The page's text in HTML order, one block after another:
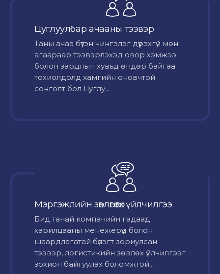
Цуглуулбар ачааны тээвэр
Таны ачаа бүтэн чингэлэг дүүрэхгүй мөн
агаараар тээвэрлэхэд овор хэмжээ
болон зардлын хувьд өндөр байгаа
тохиолдолд хамгийн оновчтой
сонголт бол Цуглу...
Мэргэжлийн зөвлөгөө өгөх үйлчилгээ
Бид танай компанийн гадаад
харилцааны менежерүүд болон
шаардлагатай бүлэгт зориулсан
тээвэр, логистикийн зөвлөх үйлчилгээг
зохион байгуулах боломжтой...